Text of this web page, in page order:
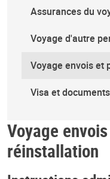
Assurances du
Voyage d'autre
Voyage envois et
Visa et
Voyage
réinstallation